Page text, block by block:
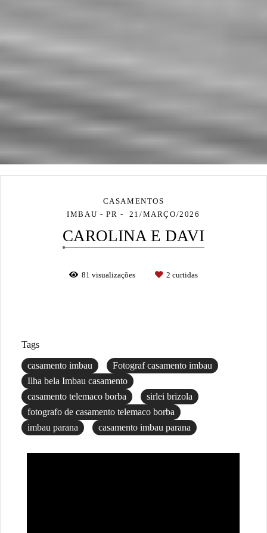
CASAMENTOS
IMBAU - PR
21/MARÇO/2026
CAROLINA E DAVI
81 visualizações 2 curtidas
Tags
casamento imbau
Fotograf casamento imbau
Ilha bela Imbau casamento
casamento telemaco borba
sirlei brizola
fotografo de casamento telemaco borba
imbau parana
casamento imbau parana